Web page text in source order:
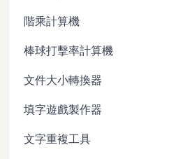
階乘計算機
棒球打擊率計算機
文件大小轉換器
填字遊戲製作器
文字重複工具